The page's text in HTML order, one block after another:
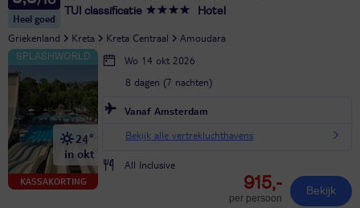
Heel goed
TUI classificatie Hotel
Griekenland Kreta Kreta Centraal Amoudara
KASSAKORTING
24°
in okt
Wo 14 okt 2026
8 dagen (7 nachten)
Vanaf Amsterdam
Bekijk alle vertrekluchthavens
All Inclusive
915,-
per persoon
Bekijk